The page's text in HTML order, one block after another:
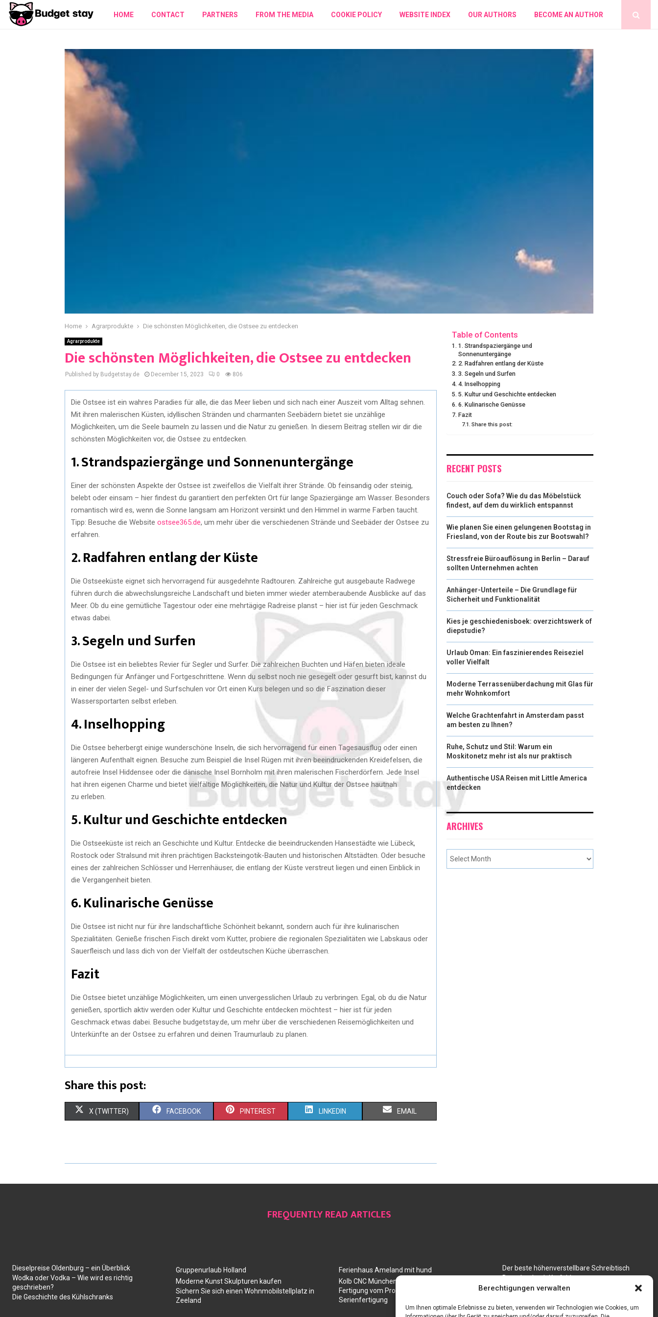
Berechtigungen verwalten
Um Ihnen optimale Erlebnisse zu bieten, verwenden wir Technologien wie Cookies, um
HOME CONTACT PARTNERS FROM THE MEDIA COOKIE POLICY WEBSITE INDEX OUR AUTHORS BECOME AN AUTHOR
Home Agrarprodukte Die schönsten Möglichkeiten, die Ostsee zu entdecken
Agrarprodukte
Die schönsten Möglichkeiten, die Ostsee zu entdecken
Published by Budgetstay.de December 15, 2023 0 806
Die Ostsee ist ein wahres Paradies für alle, die das Meer lieben und sich nach einer Auszeit vom Alltag sehnen.
Mit ihren malerischen Küsten, idyllischen Stränden und charmanten Seebädern bietet sie unzählige
Möglichkeiten, um die Seele baumeln zu lassen und die Natur zu genießen. In diesem Beitrag stellen wir dir die
schönsten Möglichkeiten vor, die Ostsee zu entdecken.
1. Strandspaziergänge und Sonnenuntergänge
Einer der schönsten Aspekte der Ostsee ist zweifellos die Vielfalt ihrer Strände. Ob feinsandig oder steinig,
belebt oder einsam – hier findest du garantiert den perfekten Ort für lange Spaziergänge am Wasser. Besonders
romantisch wird es, wenn die Sonne langsam am Horizont versinkt und den Himmel in warme Farben taucht.
Tipp: Besuche die Website ostsee365.de, um mehr über die verschiedenen Strände und Seebäder der Ostsee zu
erfahren.
2. Radfahren entlang der Küste
Die Ostseeküste eignet sich hervorragend für ausgedehnte Radtouren. Zahlreiche gut ausgebaute Radwege
führen durch die abwechslungsreiche Landschaft und bieten immer wieder atemberaubende Ausblicke auf das
Meer. Ob du eine gemütliche Tagestour oder eine mehrtägige Radreise planst – hier ist für jeden Geschmack
etwas dabei.
3. Segeln und Surfen
Die Ostsee ist ein beliebtes Revier für Segler und Surfer. Die zahlreichen Buchten und Häfen bieten ideale
Bedingungen für Anfänger und Fortgeschrittene. Wenn du selbst noch nie gesegelt oder gesurft bist, kannst du
in einer der vielen Segel- und Surfschulen vor Ort einen Kurs belegen und so die Faszination dieser
Wassersportarten selbst erleben.
4. Inselhopping
Die Ostsee beherbergt einige wunderschöne Inseln, die sich hervorragend für einen Tagesausflug oder einen
längeren Aufenthalt eignen. Besuche zum Beispiel die Insel Rügen mit ihren beeindruckenden Kreidefelsen, die
autofreie Insel Hiddensee oder die dänische Insel Bornholm mit ihren malerischen Fischerdörfern. Jede Insel
hat ihren eigenen Charme und bietet vielfältige Möglichkeiten, die Natur und Kultur der Ostsee hautnah
zu erleben.
5. Kultur und Geschichte entdecken
Die Ostseeküste ist reich an Geschichte und Kultur. Entdecke die beeindruckenden Hansestädte wie Lübeck,
Rostock oder Stralsund mit ihren prächtigen Backsteingotik-Bauten und historischen Altstädten. Oder besuche
eines der zahlreichen Schlösser und Herrenhäuser, die entlang der Küste verstreut liegen und einen Einblick in
die Vergangenheit bieten.
6. Kulinarische Genüsse
Die Ostsee ist nicht nur für ihre landschaftliche Schönheit bekannt, sondern auch für ihre kulinarischen
Spezialitäten. Genieße frischen Fisch direkt vom Kutter, probiere die regionalen Spezialitäten wie Labskaus oder
Sauerfleisch und lass dich von der Vielfalt der ostdeutschen Küche überraschen.
Fazit
Die Ostsee bietet unzählige Möglichkeiten, um einen unvergesslichen Urlaub zu verbringen. Egal, ob du die Natur
genießen, sportlich aktiv werden oder Kultur und Geschichte entdecken möchtest – hier ist für jeden
Geschmack etwas dabei. Besuche budgetstay.de, um mehr über die verschiedenen Reisemöglichkeiten und
Unterkünfte an der Ostsee zu erfahren und deinen Traumurlaub zu planen.
Share this post:
X (TWITTER) FACEBOOK PINTEREST LINKEDIN EMAIL
Table of Contents
1. Strandspaziergänge und
Sonnenuntergänge
2. Radfahren entlang der Küste
3. Segeln und Surfen
4. Inselhopping
5. Kultur und Geschichte entdecken
6. Kulinarische Genüsse
Fazit
Share this post:
RECENT POSTS
Couch oder Sofa? Wie du das Möbelstück
findest, auf dem du wirklich entspannst
Wie planen Sie einen gelungenen Bootstag in
Friesland, von der Route bis zur Bootswahl?
Stressfreie Büroauflösung in Berlin – Darauf
sollten Unternehmen achten
Anhänger-Unterteile – Die Grundlage für
Sicherheit und Funktionalität
Kies je geschiedenisboek: overzichtswerk of
diepstudie?
Urlaub Oman: Ein faszinierendes Reiseziel
voller Vielfalt
Moderne Terrassenüberdachung mit Glas für
mehr Wohnkomfort
Welche Grachtenfahrt in Amsterdam passt
am besten zu Ihnen?
Ruhe, Schutz und Stil: Warum ein
Moskitonetz mehr ist als nur praktisch
Authentische USA Reisen mit Little America
entdecken
ARCHIVES
FREQUENTLY READ ARTICLES
Dieselpreise Oldenburg – ein Überblick
Wodka oder Vodka – Wie wird es richtig
geschrieben?
Die Geschichte des Kühlschranks
Gruppenurlaub Holland
Moderne Kunst Skulpturen kaufen
Sichern Sie sich einen Wohnmobilstellplatz in
Zeeland
Ferienhaus Ameland mit hund
Kolb CNC München: Ihr Partner für CNC
Fertigung vom Prototyp über die
Serienfertigung
Der beste höhenverstellbare Schreibtisch
Branchenbuch Krefeld